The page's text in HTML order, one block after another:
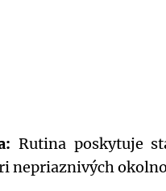
Rutina poskytuje
nepriaznivých